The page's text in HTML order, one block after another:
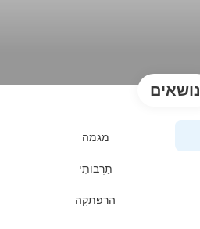
נושאים
מגמה
תַרְבּוּתִי
הַרפַּתקָה